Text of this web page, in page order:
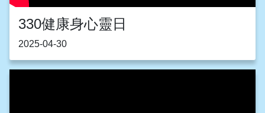
330健康身心靈日
2025-04-30